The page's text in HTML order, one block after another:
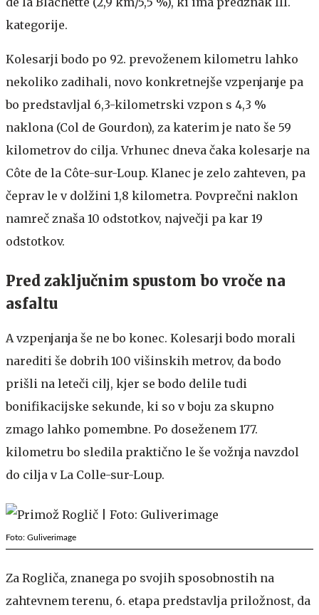
kategorije.
Kolesarji bodo po 92. prevoženem kilometru lahko
nekoliko zadihali, novo konkretnejše vzpenjanje pa
bo predstavljal 6,3-kilometrski vzpon s 4,3 %
naklona (Col de Gourdon), za katerim je nato še 59
kilometrov do cilja. Vrhunec dneva čaka kolesarje na
Côte de la Côte-sur-Loup. Klanec je zelo zahteven, pa
čeprav le v dolžini 1,8 kilometra. Povprečni naklon
namreč znaša 10 odstotkov, največji pa kar 19
odstotkov.
Pred zaključnim spustom bo vroče na
asfaltu
A vzpenjanja še ne bo konec. Kolesarji bodo morali
narediti še dobrih 100 višinskih metrov, da bodo
prišli na leteči cilj, kjer se bodo delile tudi
bonifikacijske sekunde, ki so v boju za skupno
zmago lahko pomembne. Po doseženem 177.
kilometru bo sledila praktično le še vožnja navzdol
do cilja v La Colle-sur-Loup.
Foto: Guliverimage
Za Rogliča, znanega po svojih sposobnostih na
zahtevnem terenu, 6. etapa predstavlja priložnost, da